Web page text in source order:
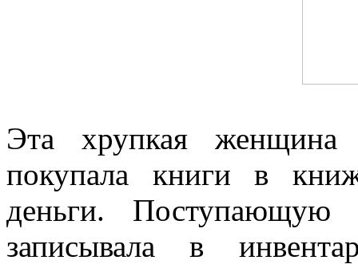
Эта хрупкая женщина
покупала книги в
деньги. Поступающую
записывала в